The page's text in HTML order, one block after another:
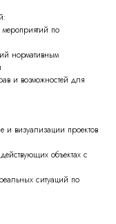
по
нормативным
и возможностей для
и визуализации проектов
объектах с
ситуаций по